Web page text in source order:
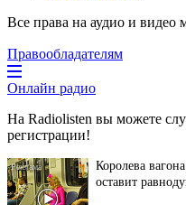
Все права на аудио и видео
Правообладателям
Онлайн радио
На Radiolisten вы можете
регистрации!
Королева
оставит